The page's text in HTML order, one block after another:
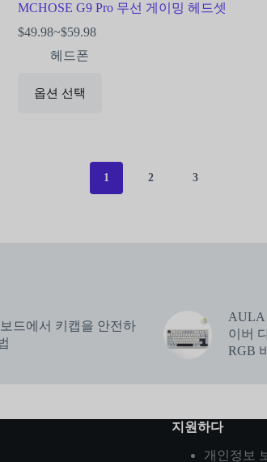
MCHOSE G9 Pro 무선 게이밍 헤드셋
$49.98~$59.98
헤드폰
옵션 선택
1 2 3
드에서 키캡을 안전하
AULA
이버
RGB
지원하다
개인정보